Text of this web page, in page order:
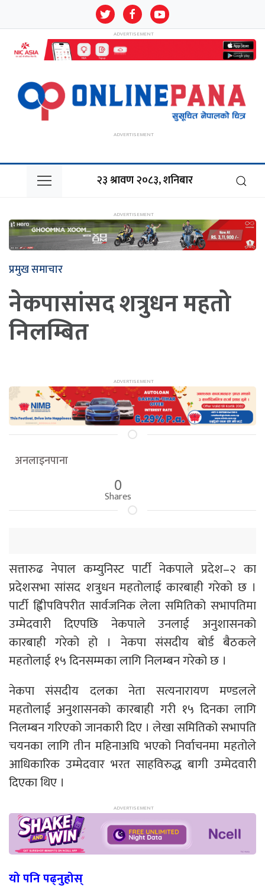
२३ श्रावण २०८३, शनिबार
प्रमुख समाचार
नेकपासांसद शत्रुधन महतो
निलम्बित
अनलाइनपाना
0
Shares
सत्तारुढ नेपाल कम्युनिस्ट पार्टी नेकपाले प्रदेश–२ का
प्रदेशसभा सांसद शत्रुधन महतोलाई कारबाही गरेको छ ।
पार्टी ह्विीपविपरीत सार्वजनिक लेला समितिको सभापतिमा
उम्मेदवारी दिएपछि नेकपाले उनलाई अनुशासनको
कारबाही गरेको हो । नेकपा संसदीय बोर्ड बैठकले
महतोलाई १५ दिनसम्मका लागि निलम्बन गरेको छ ।
नेकपा संसदीय दलका नेता सत्यनारायण मण्डलले
महतोलाई अनुशासनको कारबाही गरी १५ दिनका लागि
निलम्बन गरिएको जानकारी दिए । लेखा समितिको सभापति
चयनका लागि तीन महिनाअघि भएको निर्वाचनमा महतोले
आधिकारिक उम्मेदवार भरत साहविरुद्ध बागी उम्मेदवारी
दिएका थिए ।
यो पनि पढ्नुहोस्